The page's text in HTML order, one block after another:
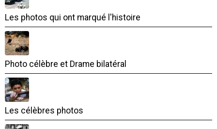
Les photos qui ont marqué l'histoire
Photo célèbre et Drame bilatéral
Les célèbres photos